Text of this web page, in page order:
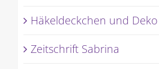
Häkeldeckchen und Deko
Zeitschrift Sabrina